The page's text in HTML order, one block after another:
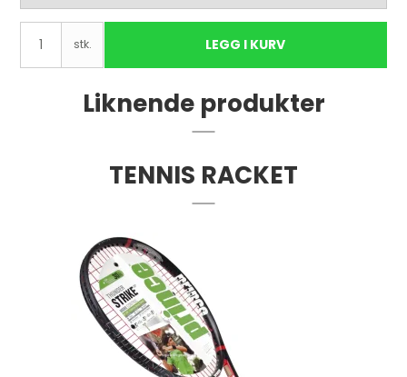
stk. LEGG I KURV
Liknende produkter
TENNIS RACKET